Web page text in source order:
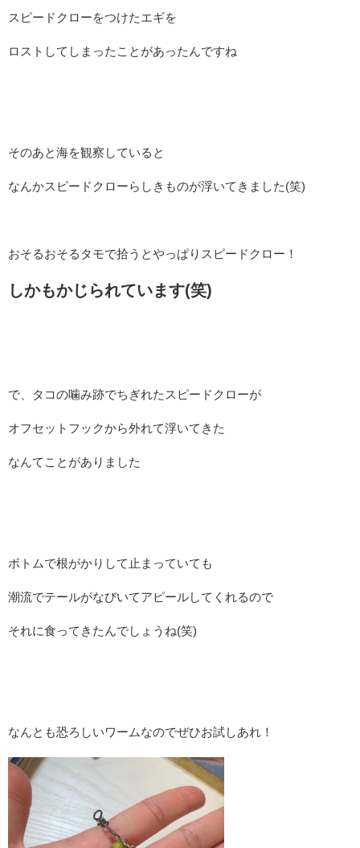
スピードクローをつけたエギを
ロストしてしまったことがあったんですね
そのあと海を観察していると
なんかスピードクローらしきものが浮いてきました(笑)
おそるおそるタモで拾うとやっぱりスピードクロー！
しかもかじられています(笑)
で、タコの噛み跡でちぎれたスピードクローが
オフセットフックから外れて浮いてきた
なんてことがありました
ボトムで根がかりして止まっていても
潮流でテールがなびいてアピールしてくれるので
それに食ってきたんでしょうね(笑)
なんとも恐ろしいワームなのでぜひお試しあれ！